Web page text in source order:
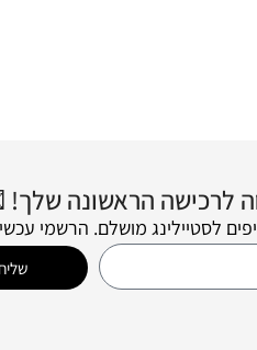
לסטיילינג מושלם. הרשמי